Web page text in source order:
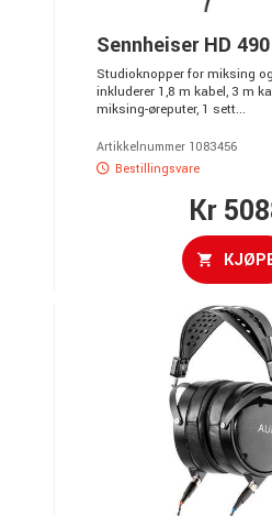
Sennheiser HD
Studioknopper for miksing
inkluderer 1,8 m kabel, 3 m
miksing-øreputer, 1 sett...
Artikkelnummer 1083456
Bestillingsvare
Kr